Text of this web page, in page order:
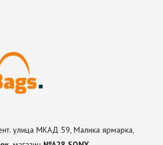
улица МКАД 59, Малика ярмарка,